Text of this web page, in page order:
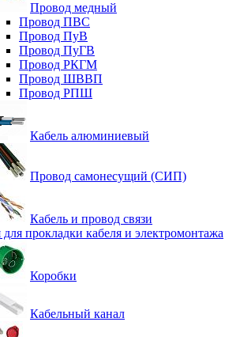
Провод медный
Провод ПВС
Провод ПуВ
Провод ПуГВ
Провод РКГМ
Провод ШВВП
Провод РПШ
Кабель алюминиевый
Провод самонесущий (СИП)
Кабель и провод связи
прокладки кабеля и электромонтажа
Коробки
Кабельный канал